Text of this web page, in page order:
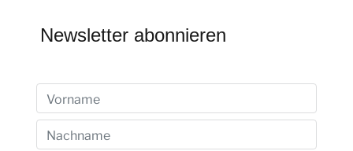
Newsletter abonnieren